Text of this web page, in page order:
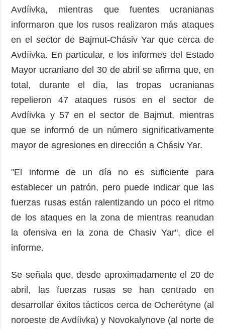
Avdíivka, mientras que fuentes ucranianas
informaron que los rusos realizaron más ataques
en el sector de Bajmut-Chásiv Yar que cerca de
Avdíivka. En particular, e los informes del Estado
Mayor ucraniano del 30 de abril se afirma que, en
total, durante el día, las tropas ucranianas
repelieron 47 ataques rusos en el sector de
Avdíivka y 57 en el sector de Bajmut, mientras
que se informó de un número significativamente
mayor de agresiones en dirección a Chásiv Yar.
"El informe de un día no es suficiente para
establecer un patrón, pero puede indicar que las
fuerzas rusas están ralentizando un poco el ritmo
de los ataques en la zona de mientras reanudan
la ofensiva en la zona de Chasiv Yar", dice el
informe.
Se señala que, desde aproximadamente el 20 de
abril, las fuerzas rusas se han centrado en
desarrollar éxitos tácticos cerca de Ocherétyne (al
noroeste de Avdíivka) y Novokalynove (al norte de